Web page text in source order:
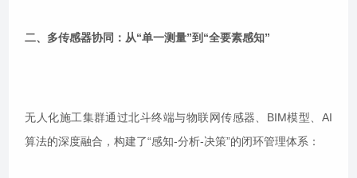
二、多传感器协同：从“单一测量”到“全要素感知”
无人化施工集群通过北斗终端与物联网传感器、BIM模型、AI
算法的深度融合，构建了“感知-分析-决策”的闭环管理体系：